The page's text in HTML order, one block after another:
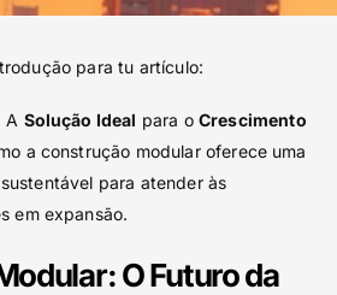
para tu artículo:
A Solução Ideal para o Crescimento
a construção modular oferece uma
para atender às
em expansão.
O Futuro da